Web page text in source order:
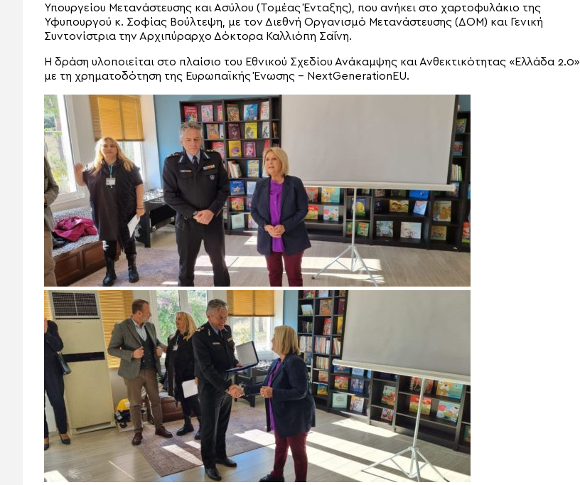
Υπουργείου Μετανάστευσης και Ασύλου (Τομέας Ένταξης), που ανήκει στο χαρτοφυλάκιο της
Υφυπουργού κ. Σοφίας Βούλτεψη, με τον Διεθνή Οργανισμό Μετανάστευσης (ΔΟΜ) και Γενική
Συντονίστρια την Αρχιπύραρχο Δόκτορα Καλλιόπη Σαΐνη.
Η δράση υλοποιείται στο πλαίσιο του Εθνικού Σχεδίου Ανάκαμψης και Ανθεκτικότητας «Ελλάδα 2.0»
με τη χρηματοδότηση της Ευρωπαϊκής Ένωσης – NextGenerationEU.